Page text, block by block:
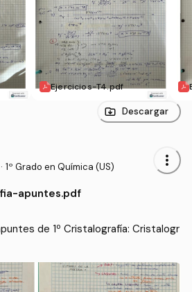
Ejercicios-T4.pdf
Descargar
· 1º Grado en Química (US) more_vert
apuntes.pdf
de 1º Cristalografía: Cristalogr